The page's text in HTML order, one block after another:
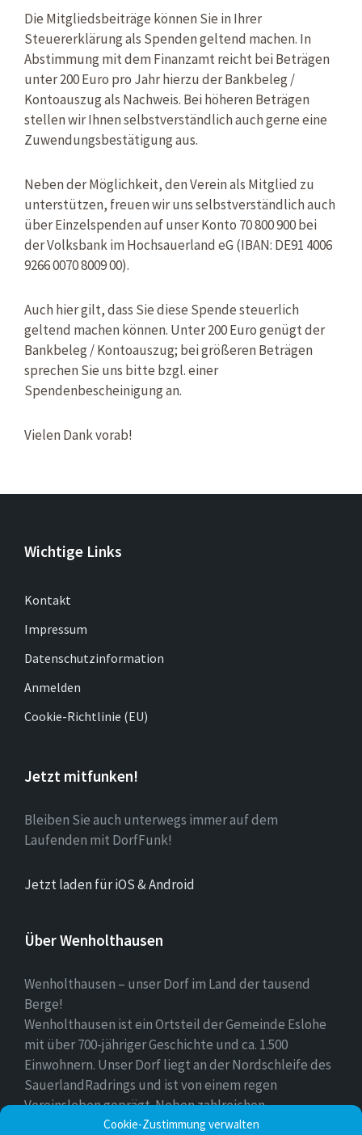
Cookie-Zustimmung verwalten
Die Mitgliedsbeiträge können Sie in Ihrer
Steuererklärung als Spenden geltend machen. In
Abstimmung mit dem Finanzamt reicht bei Beträgen
unter 200 Euro pro Jahr hierzu der Bankbeleg /
Kontoauszug als Nachweis. Bei höheren Beträgen
stellen wir Ihnen selbstverständlich auch gerne eine
Zuwendungsbestätigung aus.
Neben der Möglichkeit, den Verein als Mitglied zu
unterstützen, freuen wir uns selbstverständlich auch
über Einzelspenden auf unser Konto 70 800 900 bei
der Volksbank im Hochsauerland eG (IBAN: DE91 4006
9266 0070 8009 00).
Auch hier gilt, dass Sie diese Spende steuerlich
geltend machen können. Unter 200 Euro genügt der
Bankbeleg / Kontoauszug; bei größeren Beträgen
sprechen Sie uns bitte bzgl. einer
Spendenbescheinigung an.
Vielen Dank vorab!
Wichtige Links
Kontakt
Impressum
Datenschutzinformation
Anmelden
Cookie-Richtlinie (EU)
Jetzt mitfunken!
Bleiben Sie auch unterwegs immer auf dem
Laufenden mit DorfFunk!
Jetzt laden für iOS & Android
Über Wenholthausen
Wenholthausen – unser Dorf im Land der tausend
Berge!
Wenholthausen ist ein Ortsteil der Gemeinde Eslohe
mit über 700-jähriger Geschichte und ca. 1.500
Einwohnern. Unser Dorf liegt an der Nordschleife des
SauerlandRadrings und ist von einem regen
Vereinsleben geprägt. Neben zahlreichen
Freizeitmöglichkeiten ist unser Ort für sein